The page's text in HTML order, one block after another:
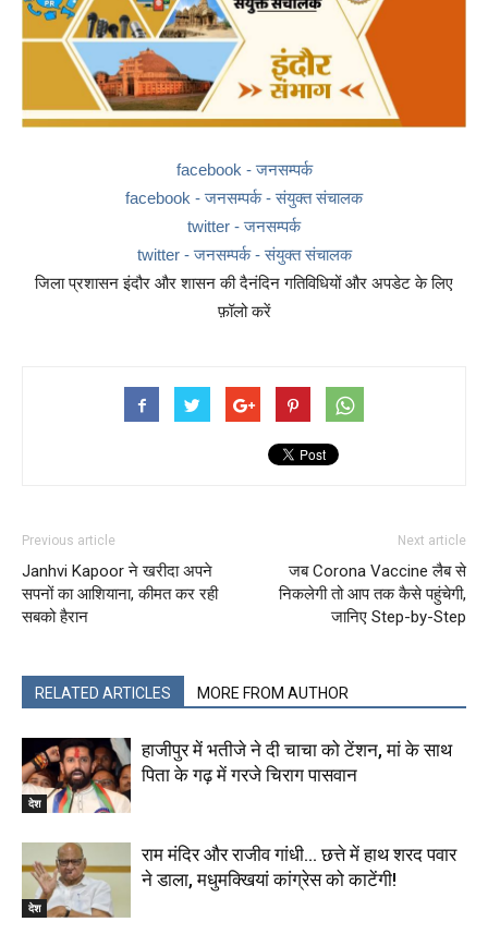
facebook - जनसम्पर्क
facebook - जनसम्पर्क - संयुक्त संचालक
twitter - जनसम्पर्क
twitter - जनसम्पर्क - संयुक्त संचालक
जिला प्रशासन इंदौर और शासन की दैनंदिन गतिविधियों और अपडेट के लिए
फ़ॉलो करें
Previous article
Janhvi Kapoor ने खरीदा अपने
सपनों का आशियाना, कीमत कर रही
सबको हैरान
Next article
जब Corona Vaccine लैब से
निकलेगी तो आप तक कैसे पहुंचेगी,
जानिए Step-by-Step
RELATED ARTICLES MORE FROM AUTHOR
देश
हाजीपुर में भतीजे ने दी चाचा को टेंशन, मां के साथ
पिता के गढ़ में गरजे चिराग पासवान
देश
राम मंदिर और राजीव गांधी… छत्ते में हाथ शरद पवार
ने डाला, मधुमक्खियां कांग्रेस को काटेंगी!